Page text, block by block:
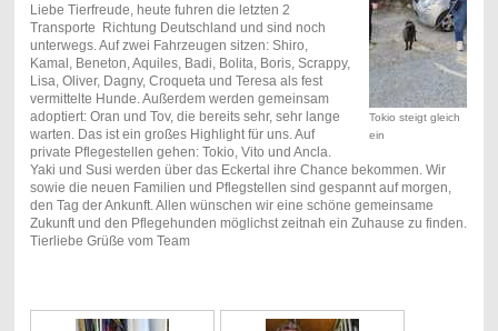
Tokio steigt gleich
ein
Liebe Tierfreude, heute fuhren die letzten 2
Transporte Richtung Deutschland und sind noch
unterwegs. Auf zwei Fahrzeugen sitzen: Shiro,
Kamal, Beneton, Aquiles, Badi, Bolita, Boris, Scrappy,
Lisa, Oliver, Dagny, Croqueta und Teresa als fest
vermittelte Hunde. Außerdem werden gemeinsam
adoptiert: Oran und Tov, die bereits sehr, sehr lange
warten. Das ist ein großes Highlight für uns. Auf
private Pflegestellen gehen: Tokio, Vito und Ancla.
Yaki und Susi werden über das Eckertal ihre Chance bekommen. Wir
sowie die neuen Familien und Pflegstellen sind gespannt auf morgen,
den Tag der Ankunft. Allen wünschen wir eine schöne gemeinsame
Zukunft und den Pflegehunden möglichst zeitnah ein Zuhause zu finden.
Tierliebe Grüße vom Team